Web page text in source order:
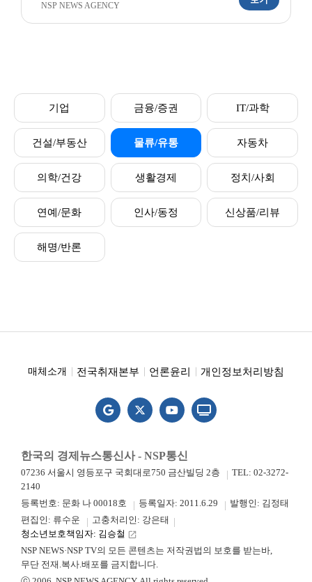
NSP NEWS AGENCY
기업 금융/증권 IT/과학
건설/부동산 물류/유통 자동차
의학/건강 생활경제 정치/사회
연예/문화 인사/동정 신상품/리뷰
해명/반론
매체소개 전국취재본부 언론윤리 개인정보처리방침
한국의 경제뉴스통신사 - NSP통신
07236 서울시 영등포구 국회대로750 금산빌딩 2층
TEL: 02-3272-
2140
등록번호: 문화 나 00018호
등록일자: 2011.6.29
발행인: 김정태
편집인: 류수운
고충처리인: 강은태
청소년보호책임자: 김승철 launch
NSP NEWS·NSP TV의 모든 콘텐츠는 저작권법의 보호를 받는바,
무단 전재.복사.배포를 금지합니다.